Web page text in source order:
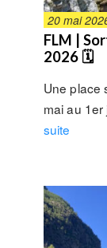
20 mai
FLM |
2026 🗓
Une place
mai au
suite